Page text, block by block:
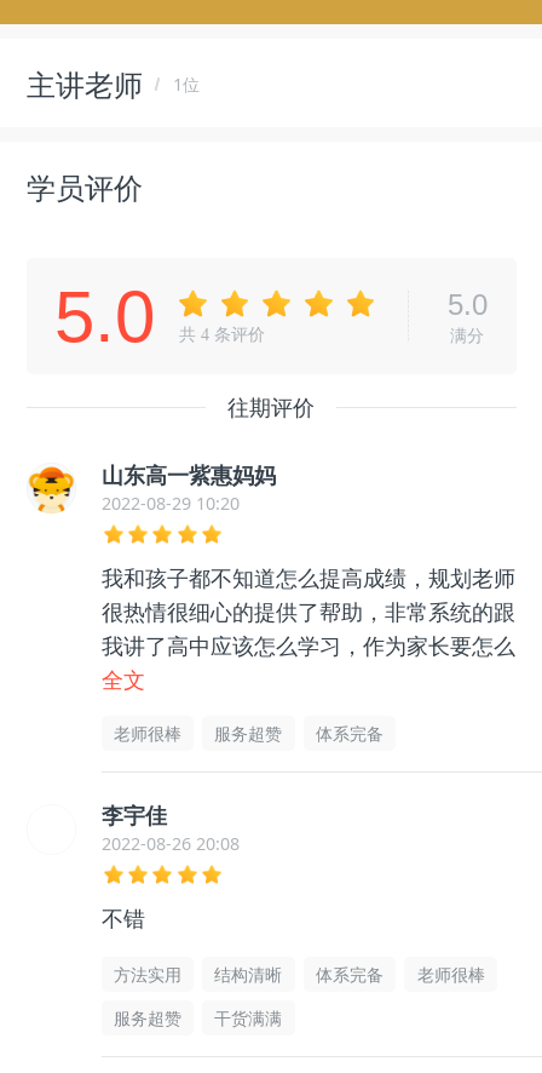
主讲老师 1位
学员评价
5.0 共4 条评价
5.0
满分
往期评价
山东高一紫惠妈妈
2022-08-29 10:20
我和孩子都不知道怎么提高成绩，规划老师
很热情很细心的提供了帮助，非常系统的跟
我讲了高中应该怎么学习，作为家长要怎么
帮助孩子等等很多东西，孩子和我都没有那
用的
全文
老师很棒 服务超赞 体系完备
李宇佳
2022-08-26 20:08
不错
方法实用 结构清晰 体系完备
老师很棒
服务超赞
干货满满